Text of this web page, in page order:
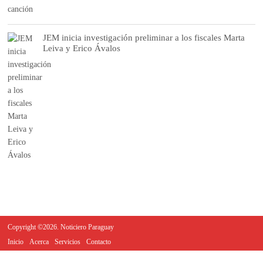
JEM inicia investigación preliminar a los fiscales Marta
Leiva y Erico Ávalos
Copyright ©2026. Noticiero Paraguay
Inicio
Acerca Servicios Contacto